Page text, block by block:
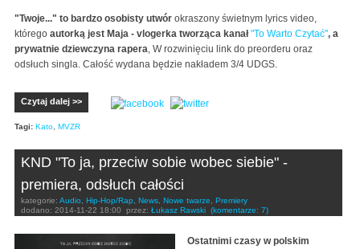
"Twoje..." to bardzo osobisty utwór okraszony świetnym lyrics video,
którego autorką jest Maja - vlogerka tworząca kanał"To Warto Czytać", a
prywatnie dziewczyna rapera , W rozwinięciu link do preorderu oraz
odsłuch singla. Całość wydana będzie nakładem 3/4 UDGS.
Czytaj dalej >>
Tagi: Kato MVZR
KND "To ja, przeciw sobie wobec siebie" -
premiera, odsłuch całości
kategorie: Audio Hip-Hop/Rap News Nowe twarze
Premiery
dodano: 2014-11-22 18:00 przez: Łukasz Rawski (komentarze: 7)
Ostatnimi czasy w polskim